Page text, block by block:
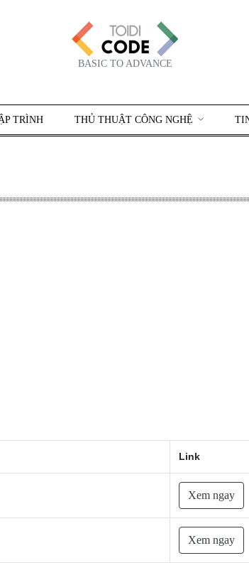
BASIC TO ADVANCE
TRÌNH THỦ THUẬT CÔNG NGHỆ
Link
Xem ngay
Xem ngay